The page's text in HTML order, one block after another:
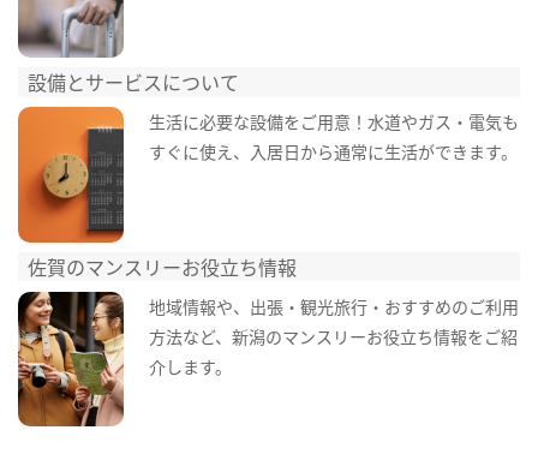
設備とサービスについて
生活に必要な設備をご用意！水道やガス・電気も
すぐに使え、入居日から通常に生活ができます。
佐賀のマンスリーお役立ち情報
地域情報や、出張・観光旅行・おすすめのご利用
方法など、新潟のマンスリーお役立ち情報をご紹
介します。